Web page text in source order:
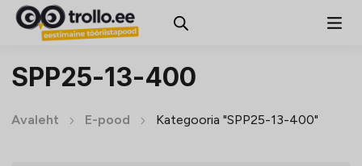
SPP25-13-400
Avaleht E-pood Kategooria "SPP25-13-400"